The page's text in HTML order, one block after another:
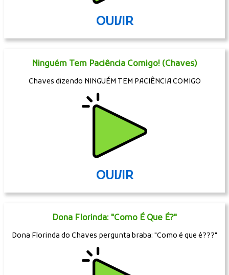
OUVIR
Ninguém Tem Paciência Comigo! (Chaves)
Chaves dizendo NINGUÉM TEM PACIÊNCIA COMIGO
OUVIR
Dona Florinda: "Como É Que É?"
Dona Florinda do Chaves pergunta braba: "Como é que é???"